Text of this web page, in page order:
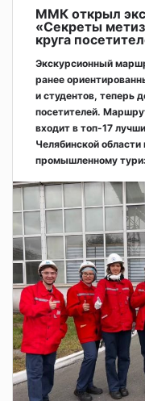
ММК открыл
«Секреты
круга
Экскурсионный
ранее
и студентов, теперь
посетителей.
входит в топ-17
Челябинской
промышленному